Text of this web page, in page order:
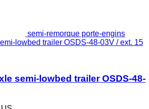
semi-remorque porte-engins
lowbed trailer OSDS-48-03V / ext. 15
semi-lowbed trailer OSDS-48-